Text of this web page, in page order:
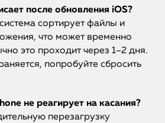
после обновления iOS?
сортирует файлы и
что может временно
это проходит через 1–2 дня.
попробуйте сбросить
не реагирует на касания?
перезагрузку